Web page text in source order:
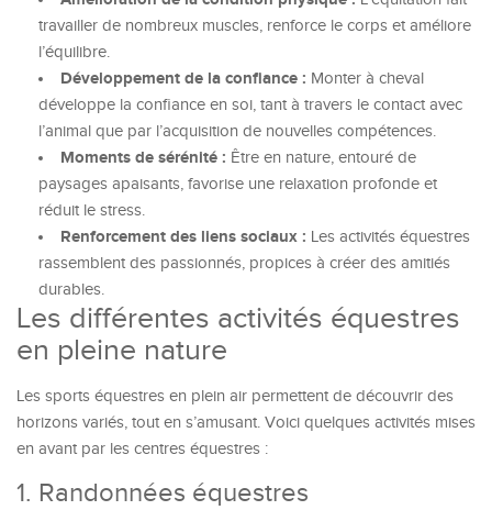
travailler de nombreux muscles, renforce le corps et améliore
l’équilibre.
Développement de la confiance : Monter à cheval
développe la confiance en soi, tant à travers le contact avec
l’animal que par l’acquisition de nouvelles compétences.
Moments de sérénité : Être en nature, entouré de
paysages apaisants, favorise une relaxation profonde et
réduit le stress.
Renforcement des liens sociaux : Les activités équestres
rassemblent des passionnés, propices à créer des amitiés
durables.
Les différentes activités équestres
en pleine nature
Les sports équestres en plein air permettent de découvrir des
horizons variés, tout en s’amusant. Voici quelques activités mises
en avant par les centres équestres :
1. Randonnées équestres